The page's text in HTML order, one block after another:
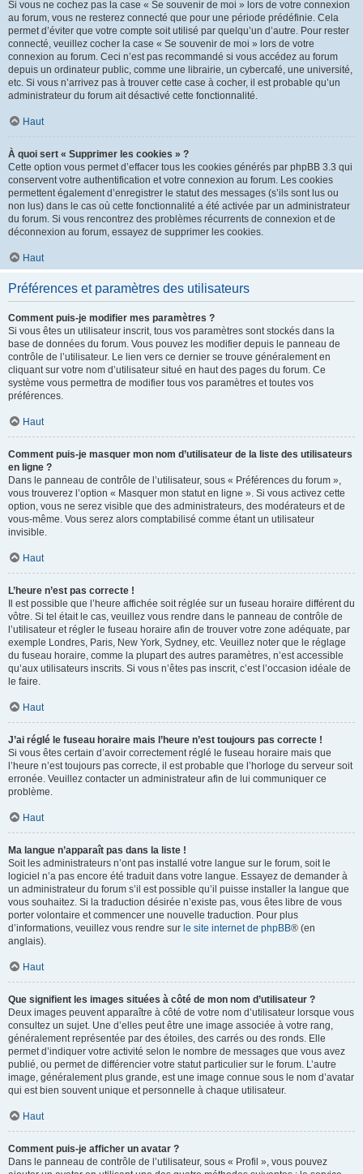
Si vous ne cochez pas la case « Se souvenir de moi » lors de votre connexion
au forum, vous ne resterez connecté que pour une période prédéfinie. Cela
permet d’éviter que votre compte soit utilisé par quelqu’un d’autre. Pour rester
connecté, veuillez cocher la case « Se souvenir de moi » lors de votre
connexion au forum. Ceci n’est pas recommandé si vous accédez au forum
depuis un ordinateur public, comme une librairie, un cybercafé, une université,
etc. Si vous n’arrivez pas à trouver cette case à cocher, il est probable qu’un
administrateur du forum ait désactivé cette fonctionnalité.
Haut
À quoi sert « Supprimer les cookies » ?
Cette option vous permet d’effacer tous les cookies générés par phpBB 3.3 qui
conservent votre authentification et votre connexion au forum. Les cookies
permettent également d’enregistrer le statut des messages (s’ils sont lus ou
non lus) dans le cas où cette fonctionnalité a été activée par un administrateur
du forum. Si vous rencontrez des problèmes récurrents de connexion et de
déconnexion au forum, essayez de supprimer les cookies.
Haut
Préférences et paramètres des utilisateurs
Comment puis-je modifier mes paramètres ?
Si vous êtes un utilisateur inscrit, tous vos paramètres sont stockés dans la
base de données du forum. Vous pouvez les modifier depuis le panneau de
contrôle de l’utilisateur. Le lien vers ce dernier se trouve généralement en
cliquant sur votre nom d’utilisateur situé en haut des pages du forum. Ce
système vous permettra de modifier tous vos paramètres et toutes vos
préférences.
Haut
Comment puis-je masquer mon nom d’utilisateur de la liste des utilisateurs
en ligne ?
Dans le panneau de contrôle de l’utilisateur, sous « Préférences du forum »,
vous trouverez l’option « Masquer mon statut en ligne ». Si vous activez cette
option, vous ne serez visible que des administrateurs, des modérateurs et de
vous-même. Vous serez alors comptabilisé comme étant un utilisateur
invisible.
Haut
L’heure n’est pas correcte !
Il est possible que l’heure affichée soit réglée sur un fuseau horaire différent du
vôtre. Si tel était le cas, veuillez vous rendre dans le panneau de contrôle de
l’utilisateur et régler le fuseau horaire afin de trouver votre zone adéquate, par
exemple Londres, Paris, New York, Sydney, etc. Veuillez noter que le réglage
du fuseau horaire, comme la plupart des autres paramètres, n’est accessible
qu’aux utilisateurs inscrits. Si vous n’êtes pas inscrit, c’est l’occasion idéale de
le faire.
Haut
J’ai réglé le fuseau horaire mais l’heure n’est toujours pas correcte !
Si vous êtes certain d’avoir correctement réglé le fuseau horaire mais que
l’heure n’est toujours pas correcte, il est probable que l’horloge du serveur soit
erronée. Veuillez contacter un administrateur afin de lui communiquer ce
problème.
Haut
Ma langue n’apparaît pas dans la liste !
Soit les administrateurs n’ont pas installé votre langue sur le forum, soit le
logiciel n’a pas encore été traduit dans votre langue. Essayez de demander à
un administrateur du forum s’il est possible qu’il puisse installer la langue que
vous souhaitez. Si la traduction désirée n’existe pas, vous êtes libre de vous
porter volontaire et commencer une nouvelle traduction. Pour plus
d’informations, veuillez vous rendre sur le site internet de phpBB® (en
anglais).
Haut
Que signifient les images situées à côté de mon nom d’utilisateur ?
Deux images peuvent apparaître à côté de votre nom d’utilisateur lorsque vous
consultez un sujet. Une d’elles peut être une image associée à votre rang,
généralement représentée par des étoiles, des carrés ou des ronds. Elle
permet d’indiquer votre activité selon le nombre de messages que vous avez
publié, ou permet de différencier votre statut particulier sur le forum. L’autre
image, généralement plus grande, est une image connue sous le nom d’avatar
qui est bien souvent unique et personnelle à chaque utilisateur.
Haut
Comment puis-je afficher un avatar ?
Dans le panneau de contrôle de l’utilisateur, sous « Profil », vous pouvez